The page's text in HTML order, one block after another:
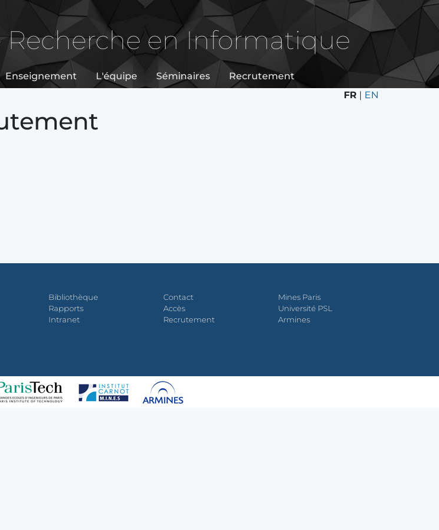
Recherche en Informatique
Enseignement L'équipe Séminaires
Recrutement
FR | EN
Bibliothèque
Rapports
Intranet
Contact
Accès
Recrutement
Mines Paris
Université PSL
Armines